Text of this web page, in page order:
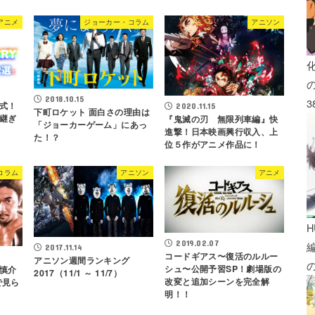
ニメ
！
ぎ
ジョーカー・コラム
2018.10.15
下町ロケット 面白さの理由は
「ジョーカーゲーム」にあっ
た！？
アニソン
2020.11.15
『鬼滅の刃 無限列車編』快
進撃！日本映画興行収入、上
位５作がアニメ作品に！
ラム
介
ら
アニソン
2017.11.14
アニソン週間ランキング
2017（11/1 ～ 11/7）
アニメ
2019.02.07
コードギアス〜復活のルルー
シュ〜公開予習SP！劇場版の
改変と追加シーンを完全解
明！！